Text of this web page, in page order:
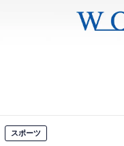
スポーツ